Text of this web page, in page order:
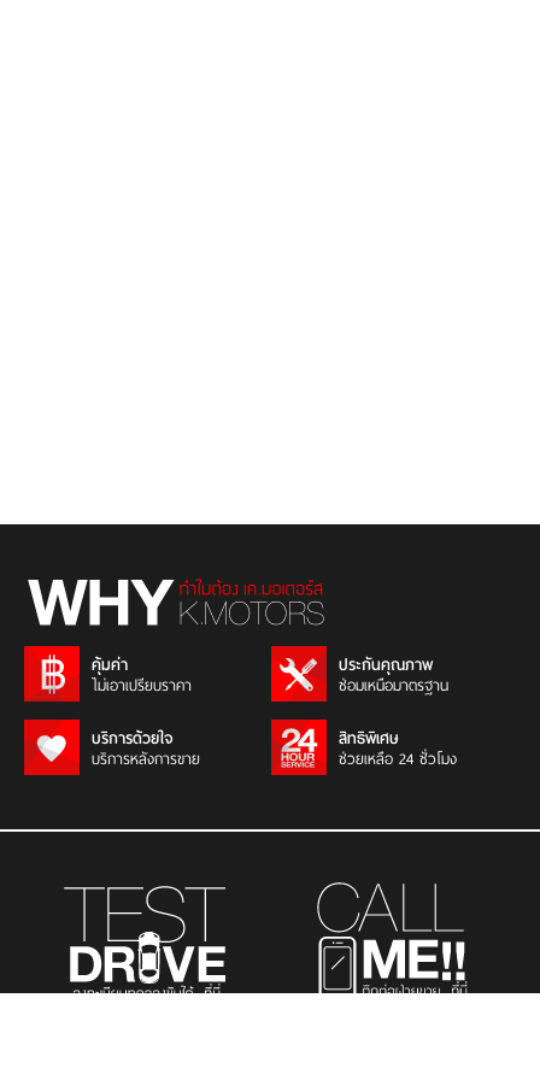
คุ้มค่า
ไม่เอาเปรียบราคา
ประกันคุณภาพ
ซ่อมเหนือมาตรฐาน
บริการด้วยใจ
บริการหลังการขาย
สิทธิพิเศษ
ช่วยเหลือ 24 ชั่วโมง